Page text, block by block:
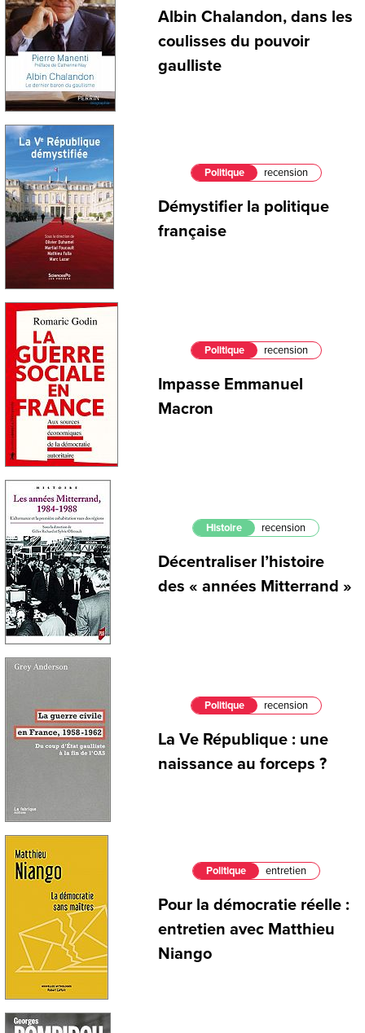
Albin Chalandon, dans les
coulisses du pouvoir
gaulliste
Politique recension
Démystifier la politique
française
Politique recension
Impasse Emmanuel
Macron
Histoire recension
Décentraliser l’histoire
des « années Mitterrand »
Politique recension
La Ve République : une
naissance au forceps ?
Politique entretien
Pour la démocratie réelle :
entretien avec Matthieu
Niango